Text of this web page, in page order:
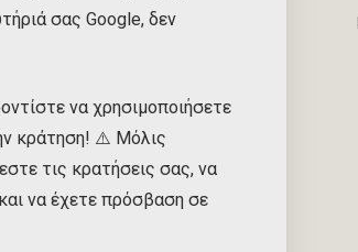
σας Google, δεν
να χρησιμοποιήσετε
κράτηση! ⚠️ Μόλις
τις κρατήσεις σας, να
να έχετε πρόσβαση σε